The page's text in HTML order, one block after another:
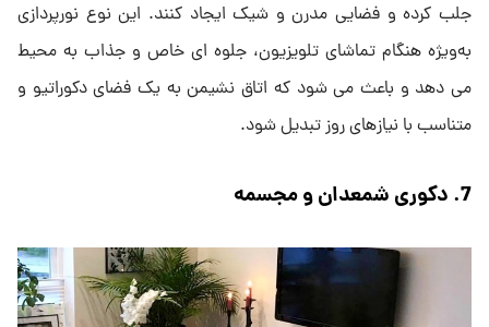
جلب کرده و فضایی مدرن و شیک ایجاد کنند. این نوع نورپردازی
به‌ویژه هنگام تماشای تلویزیون، جلوه‌ ای خاص و جذاب به محیط
می ‌دهد و باعث می ‌شود که اتاق نشیمن به یک فضای دکوراتیو و
متناسب با نیازهای روز تبدیل شود.
7. دکوری شمعدان و مجسمه